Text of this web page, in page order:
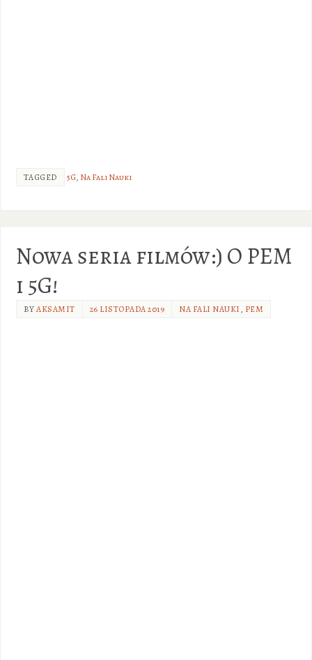
TAGGED 5G, Na Fali Nauki
Nowa seria filmów:) O PEM
i 5G!
BYAKSAMIT 26 LISTOPADA 2019 NA FALI NAUKI, PEM